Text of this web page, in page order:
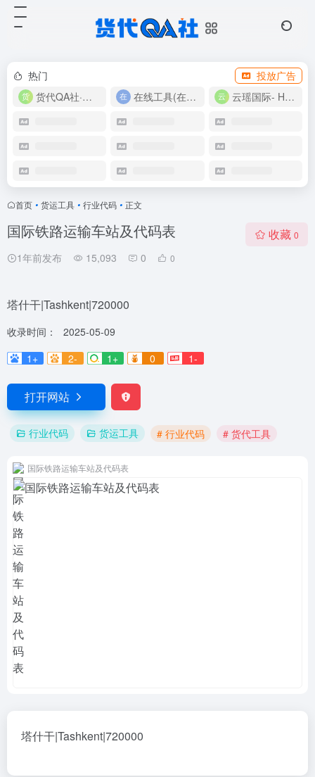
热门
投放广告
货代QA社·让货代之路更简单！
在线工具(在线实用工具200+) 云瑶国际- Harlan-15360639224
首页 • 货运工具 • 行业代码 • 正文
国际铁路运输车站及代码表
1年前发布 15,093 0 0
收藏 0
塔什干|Tashkent|720000
收录时间：
2025-05-09
1+
2- 1+ 0 1-
打开网站
行业代码 货运工具 # 行业代码 # 货代工具
国际铁路运输车站及代码表
塔什干|Tashkent|720000